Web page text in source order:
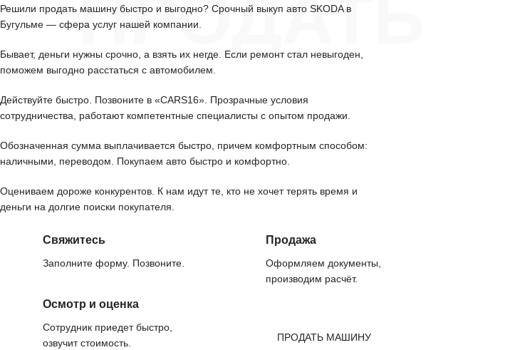
ПРОДАТЬ
Решили продать машину быстро и выгодно? Срочный выкуп авто SKODA в
Бугульме — сфера услуг нашей компании.
Бывает, деньги нужны срочно, а взять их негде. Если ремонт стал невыгоден,
поможем выгодно расстаться с автомобилем.
Действуйте быстро. Позвоните в «CARS16». Прозрачные условия
сотрудничества, работают компетентные специалисты с опытом продажи.
Обозначенная сумма выплачивается быстро, причем комфортным способом:
наличными, переводом. Покупаем авто быстро и комфортно.
Оцениваем дороже конкурентов. К нам идут те, кто не хочет терять время и
деньги на долгие поиски покупателя.
Свяжитесь
Заполните форму. Позвоните.
Осмотр и оценка
Сотрудник приедет быстро,
озвучит стоимость.
Продажа
Оформляем документы,
производим расчёт.
ПРОДАТЬ МАШИНУ